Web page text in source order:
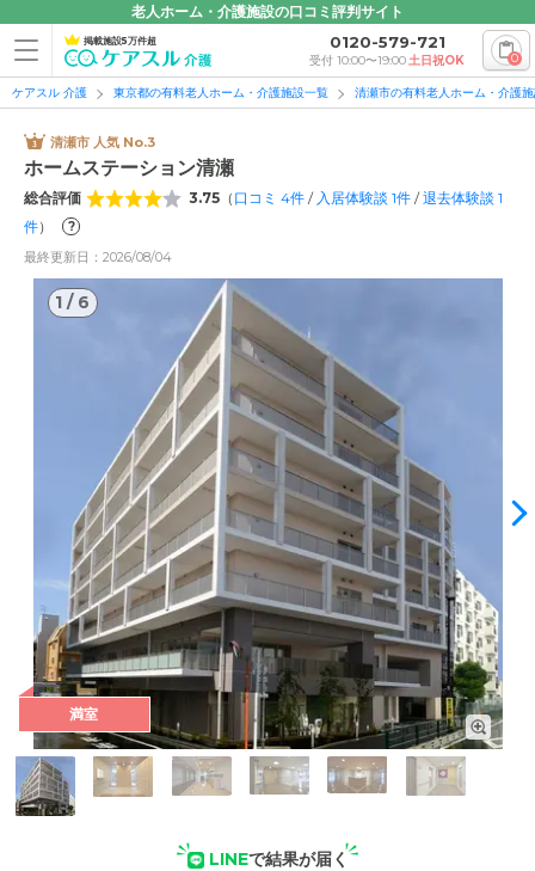
老人ホーム・介護施設の口コミ評判サイト
掲載施設5万件超 0120-579-721
受付 10:00〜19:00土日祝OK 0
ケアスル 介護 東京都の有料老人ホーム・介護施設一覧 清瀬市の有料老人ホーム・介護
清瀬市 人気 No.3
ホームステーション清瀬
総合評価 3.75 （ 口コミ 4件 /入居体験談 1件 /退去体験談 1
件） ?
最終更新日：2026/08/04
1 / 6
1/
外観: 昔ながらの商店と新しい商業施設でにぎやかな清瀬。西
武池袋線「清瀬駅」から徒歩2分と、アクセス抜群です。
満室
LINEで結果が届く